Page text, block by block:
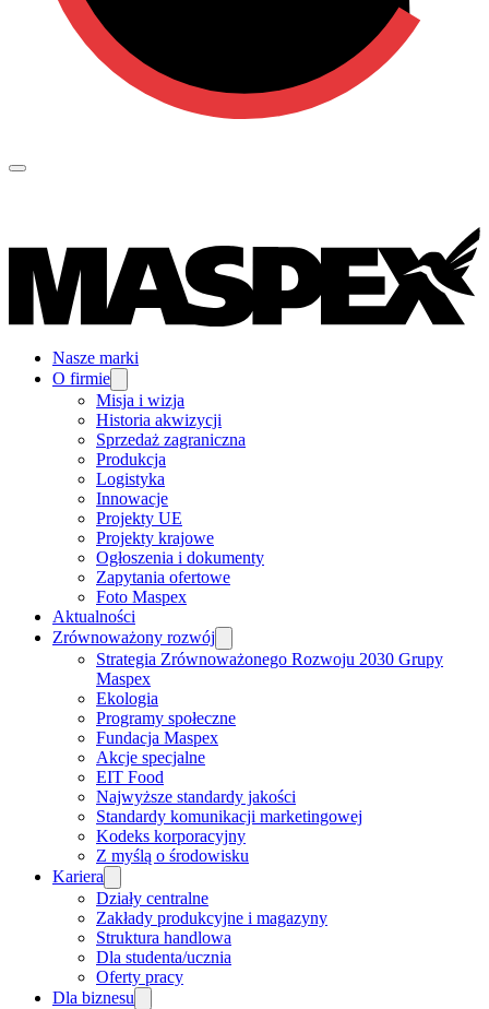
Nasze marki
O firmie
Misja i wizja
Historia akwizycji
Sprzedaż zagraniczna
Produkcja
Logistyka
Innowacje
Projekty UE
Projekty krajowe
Ogłoszenia i dokumenty
Zapytania ofertowe
Foto Maspex
Aktualności
Zrównoważony rozwój
Strategia Zrównoważonego Rozwoju 2030 Grupy
Maspex
Ekologia
Programy społeczne
Fundacja Maspex
Akcje specjalne
EIT Food
Najwyższe standardy jakości
Standardy komunikacji marketingowej
Kodeks korporacyjny
Z myślą o środowisku
Kariera
Działy centralne
Zakłady produkcyjne i magazyny
Struktura handlowa
Dla studenta/ucznia
Oferty pracy
Dla biznesu